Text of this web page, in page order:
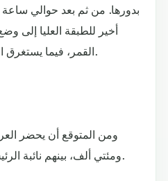
بدورها. من ثم بعد حوالي
أخير للطبقة العليا إلى
القمر، فيما يستغرق الوصول إلى هناك أياماً عدة.
ومن المتوقع أن يحضر
ومئتي ألف، بينهم نائبة الرئيس الأمريكي كامالا هاريس.